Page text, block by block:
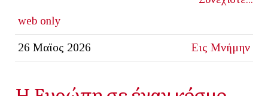
web only
26 Μαϊος 2026 Εις Μνήμην